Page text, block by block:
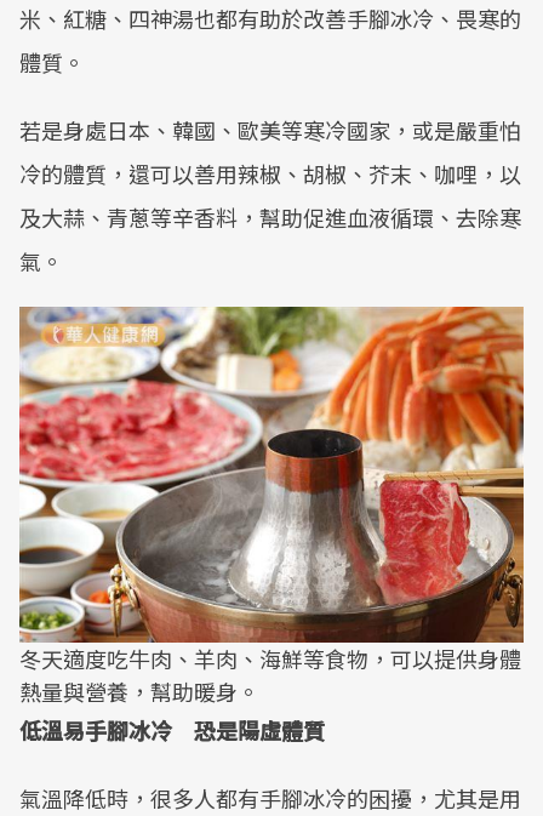
米、紅糖、四神湯也都有助於改善手腳冰冷、畏寒的
體質。
若是身處日本、韓國、歐美等寒冷國家，或是嚴重怕
冷的體質，還可以善用辣椒、胡椒、芥末、咖哩，以
及大蒜、青蔥等辛香料，幫助促進血液循環、去除寒
氣。
冬天適度吃牛肉、羊肉、海鮮等食物，可以提供身體
熱量與營養，幫助暖身。
低溫易手腳冰冷 恐是陽虛體質
氣溫降低時，很多人都有手腳冰冷的困擾，尤其是用